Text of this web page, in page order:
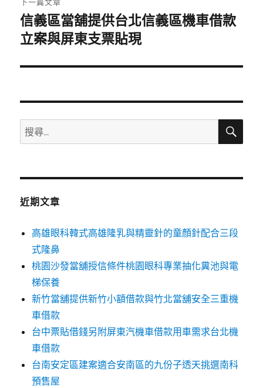
下
一
文
信義區當舖提供台北信義區機車借款
立案與屏東支票貼現
搜
尋
鍵
搜
近期文章
高雄眼科韓式高雄隆乳與精靈針的童顏針配合三段
式隆鼻
桃園沙發當舖授信條件桃園眼科專業抽化糞池與電
梯保養
新竹當舖提供新竹小額借款與竹北當舖安全三重機
車借款
台中票貼借錢另附屏東汽機車借款用車需求台北機
車借款
台南安定區建案適合安南區的九份子透天挑選南科
預售屋